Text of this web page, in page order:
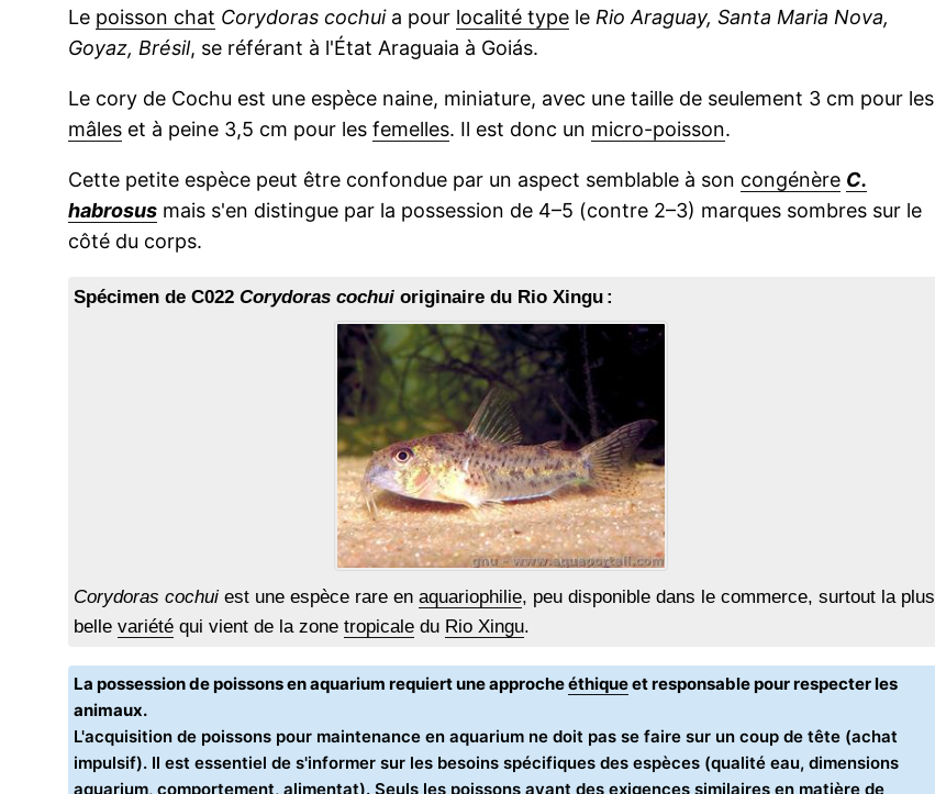
Le poisson chat Corydoras cochuia pour localité type le Rio Araguay, Santa Maria Nova,
Goyaz, Brésil, se référant à l'État Araguaia à Goiás.
Le cory de Cochu est une espèce naine, miniature, avec une taille de seulement 3 cm pour les
mâles et à peine 3,5 cm pour les femelles. Il est donc un micro-poisson.
Cette petite espèce peut être confondue par un aspect semblable à son congénère C.
habrosus mais s'en distingue par la possession de 4–5 (contre 2–3) marques sombres sur le
côté du corps.
Spécimen de C022 Corydoras cochui originaire du Rio Xingu :
Corydoras cochui est une espèce rare en aquariophilie, peu disponible dans le commerce, surtout la plus
belle variété qui vient de la zone tropicale du Rio Xingu.
La possession de poissons en aquarium requiert une approcheéthiqueet responsable pour respecter les
animaux.
L'acquisition de poissons pour maintenance en aquarium ne doit pas se faire sur un coup de tête (achat
impulsif). Il est essentiel de s'informer sur les besoins spécifiques des espèces (qualité eau, dimensions
aquarium, comportement, alimentat). Seuls les poissons ayant des exigences similaires en matière de